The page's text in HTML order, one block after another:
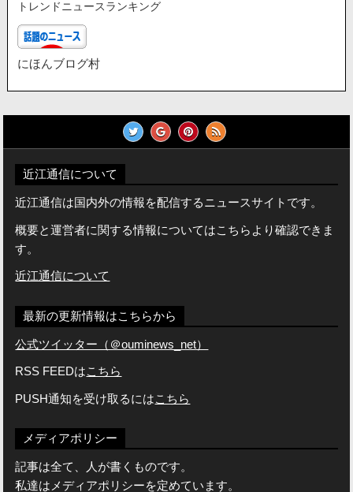
トレンドニュースランキング
にほんブログ村
近江通信について
近江通信は国内外の情報を配信するニュースサイトです。
概要と運営者に関する情報についてはこちらより確認できま
す。
近江通信について
最新の更新情報はこちらから
公式ツイッター（＠ouminews_net）
RSS FEEDはこちら
PUSH通知を受け取るにはこちら
メディアポリシー
記事は全て、人が書くものです。
私達はメディアポリシーを定めています。